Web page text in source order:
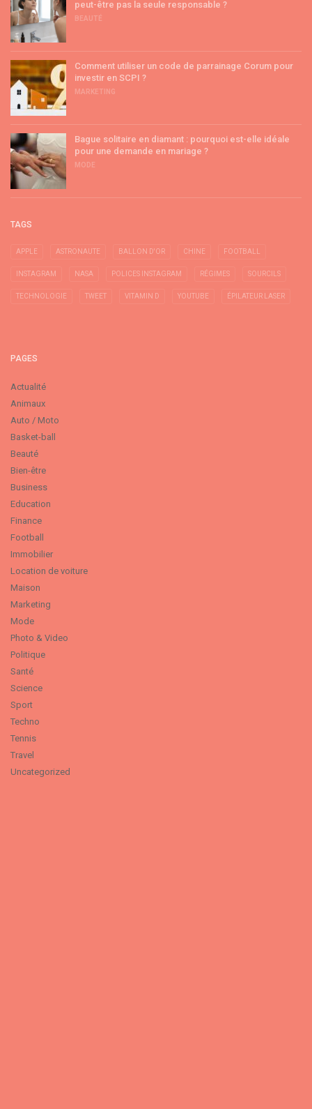
peut-être pas la seule responsable ?
BEAUTÉ
Comment utiliser un code de parrainage Corum pour
investir en SCPI ?
MARKETING
Bague solitaire en diamant : pourquoi est-elle idéale
pour une demande en mariage ?
MODE
TAGS
APPLE ASTRONAUTE BALLON D'OR CHINE FOOTBALL
INSTAGRAM NASA POLICES INSTAGRAM RÉGIMES SOURCILS
TECHNOLOGIE TWEET VITAMIN D YOUTUBE ÉPILATEUR LASER
PAGES
Actualité
Animaux
Auto / Moto
Basket-ball
Beauté
Bien-être
Business
Education
Finance
Football
Immobilier
Location de voiture
Maison
Marketing
Mode
Photo & Video
Politique
Santé
Science
Sport
Techno
Tennis
Travel
Uncategorized